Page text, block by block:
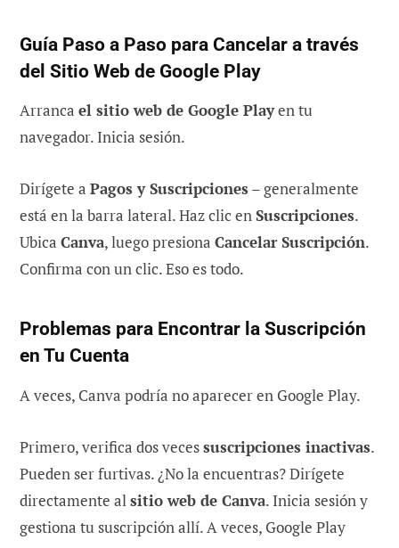
Guía Paso a Paso para Cancelar a través
del Sitio Web de Google Play
Arranca el sitio web de Google Playen tu
navegador. Inicia sesión.
Dirígete a Pagos y Suscripciones – generalmente
está en la barra lateral. Haz clic enSuscripciones.
Ubica Canva, luego presiona Cancelar Suscripción.
Confirma con un clic. Eso es todo.
Problemas para Encontrar la Suscripción
en Tu Cuenta
A veces, Canva podría no aparecer en Google Play.
Primero, verifica dos vecessuscripciones inactivas.
Pueden ser furtivas. ¿No la encuentras? Dirígete
directamente alsitio web de Canva. Inicia sesión y
gestiona tu suscripción allí. A veces, Google Play